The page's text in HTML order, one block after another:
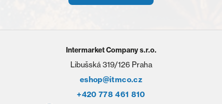
Intermarket Company s.r.o.
Libušská 319/126 Praha
eshop@itmco.cz
+420 778 461 810